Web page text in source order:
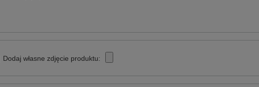
Dodaj własne zdjęcie produktu: